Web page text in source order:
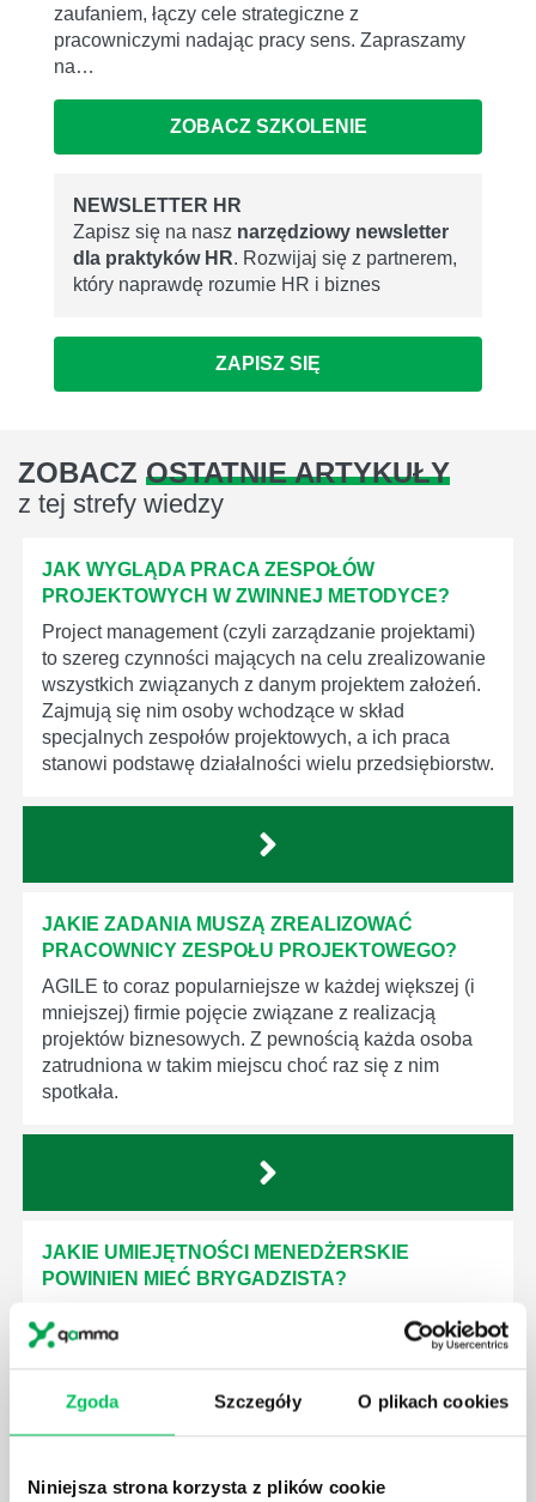
Zgoda Szczegóły O plikach cookies
Niniejsza strona korzysta z plików cookie
zaufaniem, łączy cele strategiczne z
pracowniczymi nadając pracy sens. Zapraszamy
na…
ZOBACZ SZKOLENIE
NEWSLETTER HR
Zapisz się na nasz narzędziowy newsletter
dla praktyków HR. Rozwijaj się z partnerem,
który naprawdę rozumie HR i biznes
ZAPISZ SIĘ
ZOBACZ OSTATNIE ARTYKUŁY
z tej strefy wiedzy
JAK WYGLĄDA PRACA ZESPOŁÓW
PROJEKTOWYCH W ZWINNEJ METODYCE?
Project management (czyli zarządzanie projektami)
to szereg czynności mających na celu zrealizowanie
wszystkich związanych z danym projektem założeń.
Zajmują się nim osoby wchodzące w skład
specjalnych zespołów projektowych, a ich praca
stanowi podstawę działalności wielu przedsiębiorstw.
JAKIE ZADANIA MUSZĄ ZREALIZOWAĆ
PRACOWNICY ZESPOŁU PROJEKTOWEGO?
AGILE to coraz popularniejsze w każdej większej (i
mniejszej) firmie pojęcie związane z realizacją
projektów biznesowych. Z pewnością każda osoba
zatrudniona w takim miejscu choć raz się z nim
spotkała.
JAKIE UMIEJĘTNOŚCI MENEDŻERSKIE
POWINIEN MIEĆ BRYGADZISTA?
kompetentnych pracowników nie będzie w stanie
nim odpowiedniego kierownictwa. Zawsze